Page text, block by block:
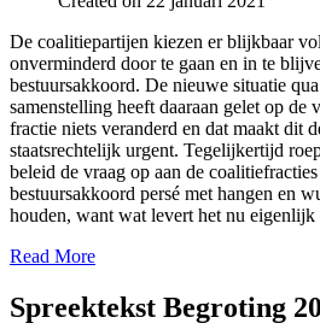
De coalitiepartijen kiezen er blijkbaar
onverminderd door te gaan en in te
bestuursakkoord. De nieuwe situatie
samenstelling heeft daaraan gelet op
fractie niets veranderd en dat maakt dit
staatsrechtelijk urgent. Tegelijkertijd
beleid de vraag op aan de
bestuursakkoord persé met hangen en
houden, want wat levert het nu eigenlijk
Read More
Spreektekst Begroting